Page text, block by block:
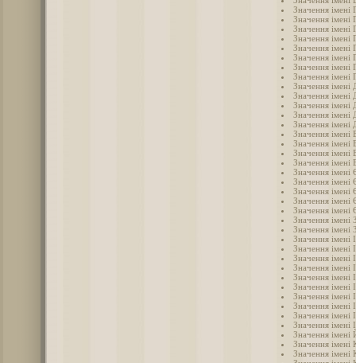
Значення імені
Значення імені
Значення імені
Значення імені
Значення імені
Значення імені
Значення імені
Значення імені
Значення імені
Значення імені
Значення імені
Значення імені
Значення імені
Значення імені
Значення імені
Значення імені
Значення імені
Значення імені
Значення імені
Значення імені
Значення імені
Значення імені
Значення імені
Значення імені
Значення імені
Значення імені
Значення імені
Значення імені
Значення імені
Значення імені
Значення імені
Значення імені
Значення імені
Значення імені
Значення імені
Значення імені
Значення імені